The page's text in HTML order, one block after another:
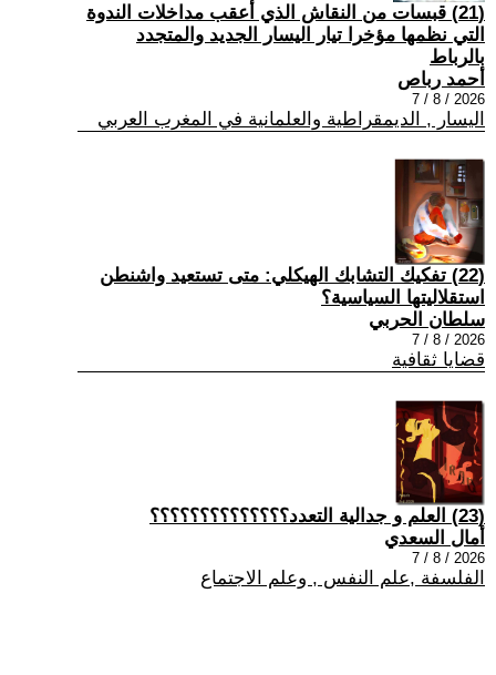
(21) قبسات من النقاش الذي أعقب مداخلات الندوة
التي نظمها مؤخرا تيار اليسار الجديد والمتجدد
بالرباط
أحمد رباص
2026 / 8 / 7
اليسار , الديمقراطية والعلمانية في المغرب العربي
(22) تفكيك التشابك الهيكلي: متى تستعيد واشنطن
استقلاليتها السياسية؟
سلطان الحربي
2026 / 8 / 7
قضايا ثقافية
(23) العلم و جدالية التعدد؟؟؟؟؟؟؟؟؟؟؟؟؟؟
أمال السعدي
2026 / 8 / 7
الفلسفة ,علم النفس , وعلم الاجتماع